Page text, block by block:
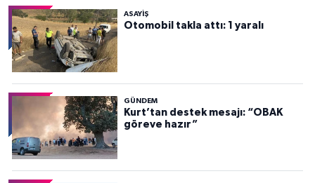
ASAYİŞ
Otomobil takla attı: 1 yaralı
GÜNDEM
Kurt’tan destek mesajı: “OBAK
göreve hazır”